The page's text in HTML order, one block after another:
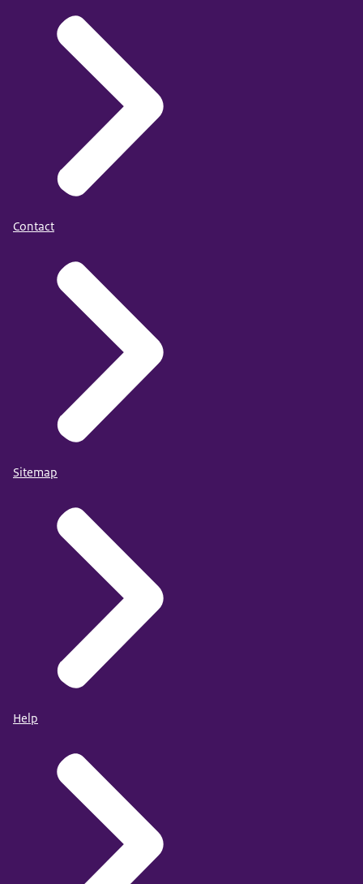
Contact
Sitemap
Help